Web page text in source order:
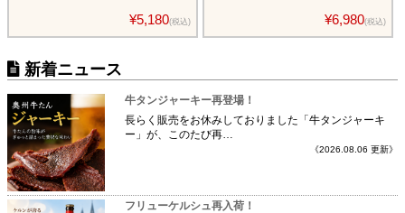
¥5,180(税込) ¥6,980(税込)
新着ニュース
牛タンジャーキー再登場！
長らく販売をお休みしておりました「牛タンジャーキ
ー」が、このたび再…
《2026.08.06 更新》
フリューケルシュ再入荷！